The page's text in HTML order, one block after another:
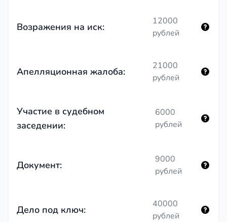
Возражения на иск:
12000
рублей
Апелляционная жалоба:
21000
рублей
Участие в судебном
заседении:
6000
рублей
Документ:
9000
рублей
Дело под ключ:
40000
рублей